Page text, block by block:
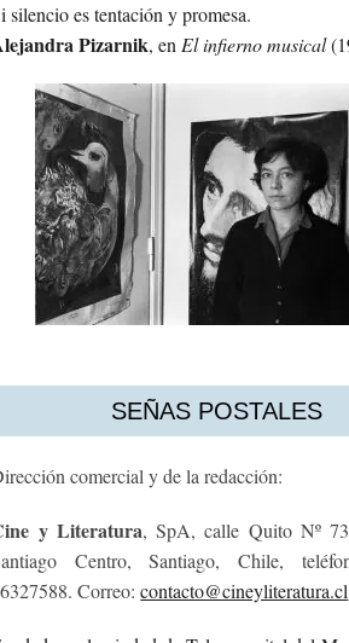
silencio es tentación y promesa.
Pizarnik, enEl infierno musical
SEÑAS POSTALES
comercial y de la redacción:
y Literatura, SpA, calle Quito Nº
Centro, Santiago, Chile,
Correo:contacto@cineyliteratura.cl